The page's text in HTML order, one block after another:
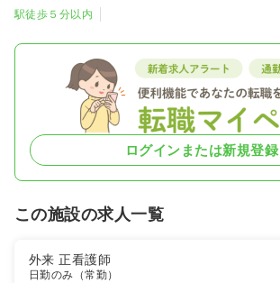
駅徒歩５分以内
ログインまたは新規登録
この施設の求人一覧
外来正看護師
日勤のみ（常勤）